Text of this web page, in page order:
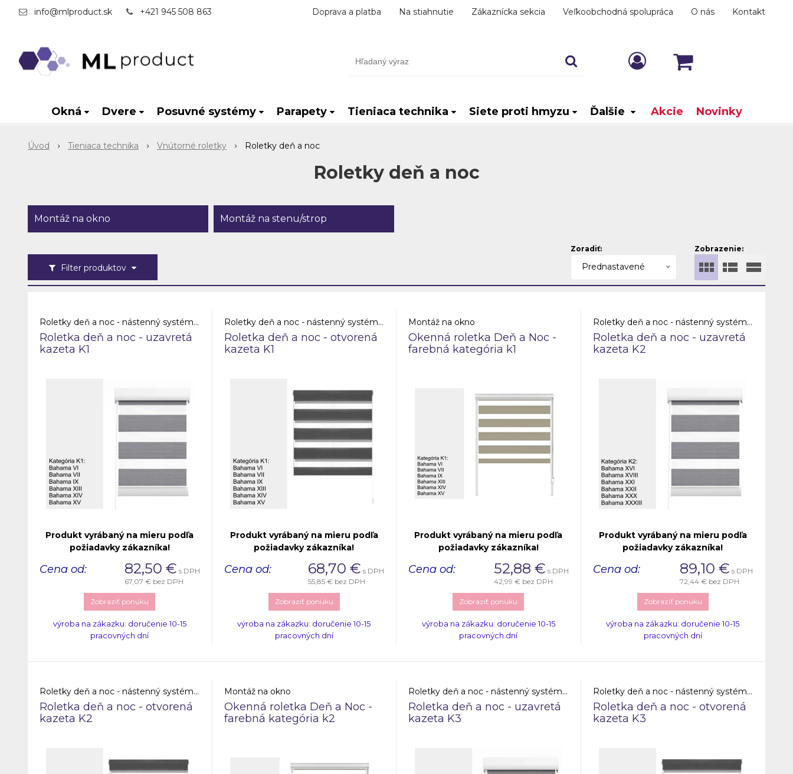
info@mlproduct.sk +421 945 508 863 Doprava a platba Na stiahnutie Zákaznícka sekcia Veľkoobchodná spolupráca O nás Kontakt
Okná Dvere Posuvné systémy Parapety Tieniaca technika Siete proti hmyzu Ďalšie Akcie Novinky
Úvod Tieniaca technika Vnútorné roletky Roletky deň a noc
Roletky deň a noc
Montáž na okno Montáž na stenu/strop
Filter produktov
Zobrazenie:
Zoradiť:
Prednastavené
Roletky deň a noc - nástenný systém - uzavretá kazeta
Roletka deň a noc - uzavretá
kazeta K1
Produkt vyrábaný na mieru podľa
požiadavky zákazníka!
Cena od: 82,50 € s DPH
67,07 € bez DPH
Zobraziť ponuku
výroba na zákazku: doručenie 10-15
pracovných dní
Roletky deň a noc - nástenný systém - otvorená kazeta
Roletka deň a noc - otvorená
kazeta K1
Produkt vyrábaný na mieru podľa
požiadavky zákazníka!
Cena od: 68,70 € s DPH
55,85 € bez DPH
Zobraziť ponuku
výroba na zákazku: doručenie 10-15
pracovných dní
Montáž na okno
Okenná roletka Deň a Noc -
farebná kategória k1
Produkt vyrábaný na mieru podľa
požiadavky zákazníka!
Cena od: 52,88 € s DPH
42,99 € bez DPH
Zobraziť ponuku
výroba na zákazku: doručenie 10-15
pracovných dní
Roletky deň a noc - nástenný systém - uzavretá kazeta
Roletka deň a noc - uzavretá
kazeta K2
Produkt vyrábaný na mieru podľa
požiadavky zákazníka!
Cena od: 89,10 € s DPH
72,44 € bez DPH
Zobraziť ponuku
výroba na zákazku: doručenie 10-15
pracovných dní
Roletky deň a noc - nástenný systém - otvorená kazeta
Roletka deň a noc - otvorená
kazeta K2
Montáž na okno
Okenná roletka Deň a Noc -
farebná kategória k2
Roletky deň a noc - nástenný systém - uzavretá kazeta
Roletka deň a noc - uzavretá
kazeta K3
Roletky deň a noc - nástenný systém - otvorená kazeta
Roletka deň a noc - otvorená
kazeta K3